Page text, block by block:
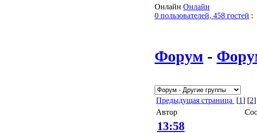
Онлайн Онлайн
0 пользователей, 458 гостей :
Форум -
Предыдущая страница [1] [2
Автор
13:58